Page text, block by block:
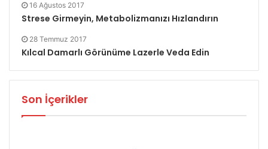
16 Ağustos 2017
Strese Girmeyin, Metabolizmanızı Hızlandırın
28 Temmuz 2017
Kılcal Damarlı Görünüme Lazerle Veda Edin
Son İçerikler